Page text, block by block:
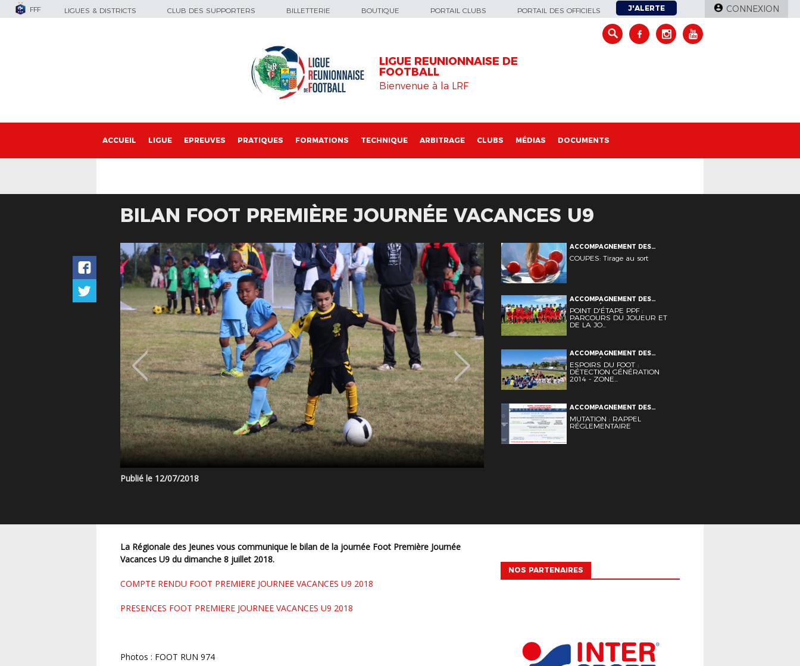
FFF LIGUES & DISTRICTS CLUB DES SUPPORTERS BILLETTERIE BOUTIQUE PORTAIL CLUBS PORTAIL DES OFFICIELS J'ALERTE CONNEXION
LIGUE REUNIONNAISE DE
FOOTBALL
Bienvenue à la LRF
ACCUEIL LIGUE EPREUVES PRATIQUES FORMATIONS TECHNIQUE ARBITRAGE CLUBS MÉDIAS DOCUMENTS
BILAN FOOT PREMIÈRE JOURNÉE VACANCES U9
Publié le 12/07/2018
ACCOMPAGNEMENT DES
CLUBS COUPE DOMINIQUE
SAUGER COUPES FOOT
COUPES: Tirage au sort
ACCOMPAGNEMENT DES
CLUBS DÉTECTIONS INFOS-
LIGUE PÔLE ESPOIRS SPORT-
ETUDE FÉMININ VIE DES CLUBS
POINT D'ÉTAPE PPF :
PARCOURS DU JOUEUR ET
DE LA JO...
ACCOMPAGNEMENT DES
CLUBS DÉTECTIONS INFOS-
LIGUE JEUNES VIE DES CLUBS
ESPOIRS DU FOOT :
DÉTECTION GÉNÉRATION
2014 - ZONE...
ACCOMPAGNEMENT DES
CLUBS INFOS-LIGUE STATUTS
ET RÈGLEMENTS VIE DES
CLUBS
MUTATION : RAPPEL
RÉGLEMENTAIRE
La Régionale des Jeunes vous communique le bilan de la journée Foot Première Journée
Vacances U9 du dimanche 8 juillet 2018.
COMPTE RENDU FOOT PREMIERE JOURNEE VACANCES U9 2018
PRESENCES FOOT PREMIERE JOURNEE VACANCES U9 2018
Photos : FOOT RUN 974
NOS PARTENAIRES